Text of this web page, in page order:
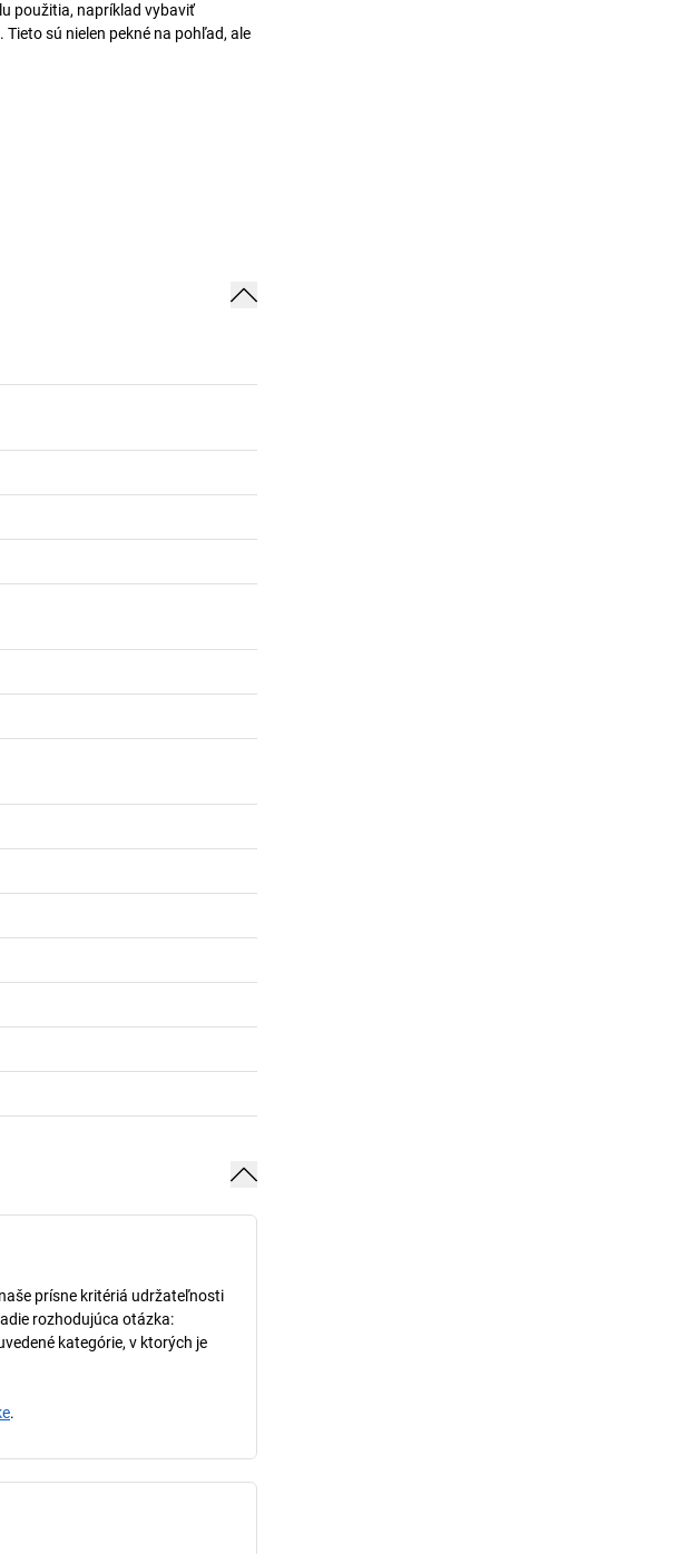
použitia, napríklad vybaviť
sú nielen pekné na pohľad, ale
prísne kritériá udržateľnosti
rozhodujúca otázka:
kategórie, v ktorých je
.